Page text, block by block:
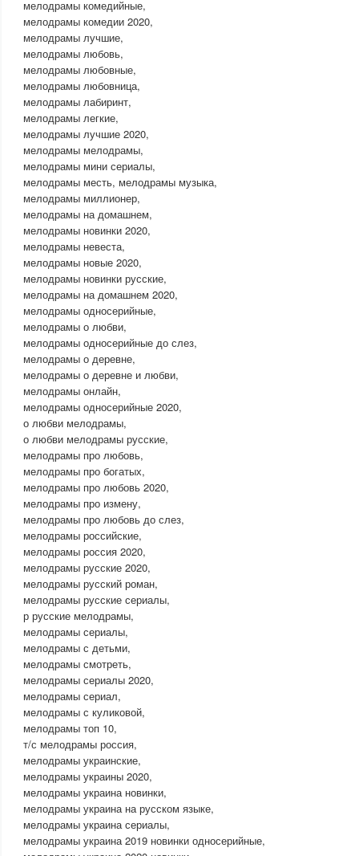
мелодрамы комедийные,
мелодрамы комедии 2020,
мелодрамы лучшие,
мелодрамы любовь,
мелодрамы любовные,
мелодрамы любовница,
мелодрамы лабиринт,
мелодрамы легкие,
мелодрамы лучшие 2020,
мелодрамы мелодрамы,
мелодрамы мини сериалы,
мелодрамы месть, мелодрамы музыка,
мелодрамы миллионер,
мелодрамы на домашнем,
мелодрамы новинки 2020,
мелодрамы невеста,
мелодрамы новые 2020,
мелодрамы новинки русские,
мелодрамы на домашнем 2020,
мелодрамы односерийные,
мелодрамы о любви,
мелодрамы односерийные до слез,
мелодрамы о деревне,
мелодрамы о деревне и любви,
мелодрамы онлайн,
мелодрамы односерийные 2020,
о любви мелодрамы,
о любви мелодрамы русские,
мелодрамы про любовь,
мелодрамы про богатых,
мелодрамы про любовь 2020,
мелодрамы про измену,
мелодрамы про любовь до слез,
мелодрамы российские,
мелодрамы россия 2020,
мелодрамы русские 2020,
мелодрамы русский роман,
мелодрамы русские сериалы,
р русские мелодрамы,
мелодрамы сериалы,
мелодрамы с детьми,
мелодрамы смотреть,
мелодрамы сериалы 2020,
мелодрамы сериал,
мелодрамы с куликовой,
мелодрамы топ 10,
т/с мелодрамы россия,
мелодрамы украинские,
мелодрамы украины 2020,
мелодрамы украина новинки,
мелодрамы украина на русском языке,
мелодрамы украина сериалы,
мелодрамы украина 2019 новинки односерийные,